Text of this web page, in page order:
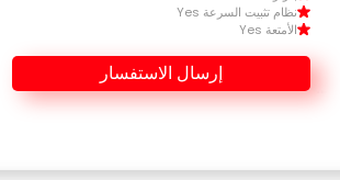
نظام تثبيت السرعة Yes
الأمتعة Yes
إرسال الاستفسار